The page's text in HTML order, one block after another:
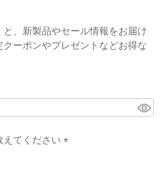
、新製品やセール情報をお届け
ーポンやプレゼントなどお得な
えてください